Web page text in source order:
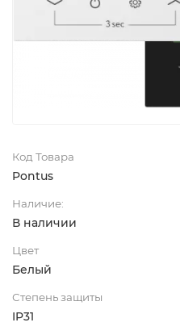
Код Товара
Pontus
Наличие:
В наличии
Цвет
Белый
Степень защиты
IP31